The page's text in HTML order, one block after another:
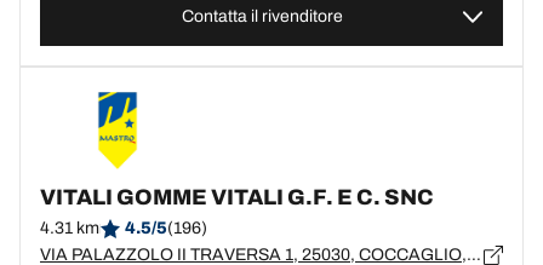
Contatta il rivenditore
VITALI GOMME VITALI G.F. E C. SNC
4.31 km 4.5/5(196)
VIA PALAZZOLO II TRAVERSA 1, 25030, COCCAGLIO, BS